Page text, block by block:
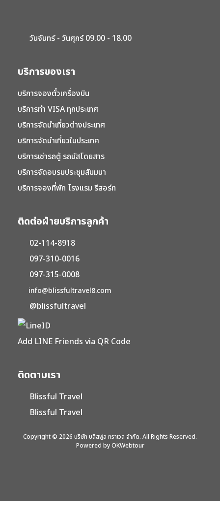
วันจันทร์ - วันศุกร์ 09.00 - 18.00
บริการของเรา
บริการจองตั๋วเครื่องบิน
บริการทำ VISA ทุกประเทศ
บริการจัดนำเที่ยวต่างประเทศ
บริการจัดนำเที่ยวในประเทศ
บริการเช่ารถตู้ รถบัสโดยสาร
บริการจัดอบรมประชุมสัมมนา
บริการจองที่พัก โรงแรม รีสอร์ท
ติดต่อฝ่ายบริการลูกค้า
02-114-8918
097-310-0016
097-315-0008
info@blissfultravel8.com
@blissfultravel
Add LINE Friends via QR Code
ติดตามเรา
Blissful Travel
Blissful Travel
Copyright © 2026 บริษัท บลิสฟูล ทราเวล จำกัด. All Rights Reserved.
Powered by OKWebtour